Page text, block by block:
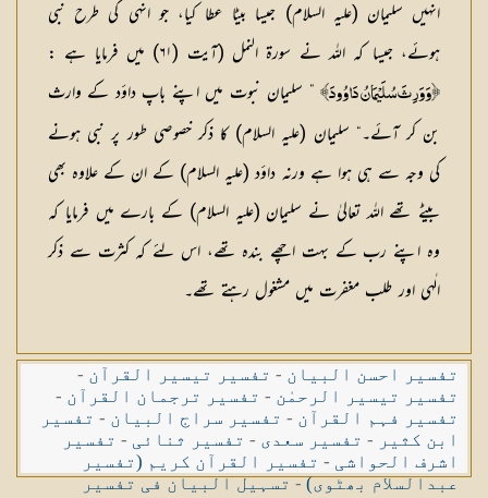
انہیں سلیمان (علیہ السلام) جیسا بیٹا عطا کیا، جو انہی کی طرح نبی
ہوئے، جیسا کہ اللہ نے سورۃ النمل (آیت (٦١) میں فرمایا ہے :
﴿وَوَرِثَ سُلَيْمَانُ دَاوُودَ﴾” سلیمان نبوت میں اپنے باپ داؤد کے وارث
بن کر آئے۔“ سلیمان (علیہ السلام) کا ذکر خصوصی طور پر نبی ہونے
کی وجہ سے ہی ہوا ہے ورنہ داؤد (علیہ السلام) کے ان کے علاوہ بھی
بیٹے تھے اللہ تعالیٰ نے سلیمان (علیہ السلام) کے بارے میں فرمایا کہ
وہ اپنے رب کے بہت اچھے بندہ تھے، اس لئے کہ کثرت سے ذکر
الٰہی اور طلب مغفرت میں مشغول رہتے تھے۔
تفسیر احسن البیان - تفسیر تیسیر القرآن -
تفسیر تیسیر الرحمٰن - تفسیر ترجمان القرآن -
تفسیر فہم القرآن - تفسیر سراج البیان - تفسیر
ابن کثیر - تفسیر سعدی - تفسیر ثنائی - تفسیر
اشرف الحواشی - تفسیر القرآن کریم (تفسیر
عبدالسلام بھٹوی)-تسہیل البیان فی تفسیر